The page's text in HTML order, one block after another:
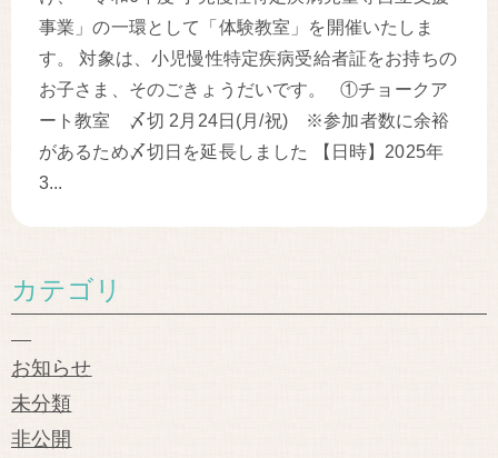
事業」の一環として「体験教室」を開催いたしま
す。 対象は、小児慢性特定疾病受給者証をお持ちの
お子さま、そのごきょうだいです。 ①チョークア
ート教室 〆切 2月24日(月/祝) ※参加者数に余裕
があるため〆切日を延長しました 【日時】2025年
3...
カテゴリ
お知らせ
未分類
非公開